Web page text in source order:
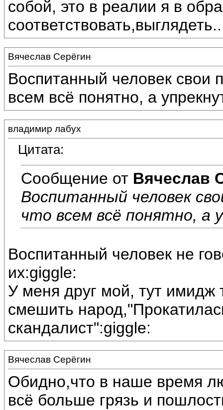
собой, это в реалии я в
Вячеслав Серёгин
Воспитанный человек свои
всем всё понятно, а
владимир лабух
Цитата:
Сообщение от Вячеслав
Воспитанный человек
что всем всё понятно, а
Воспитанный человек не
их:giggle:
У меня друг мой, тут имидж
смешить
скандалист":giggle:
Вячеслав Серёгин
Обидно,что в наше время
всё больше грязь и